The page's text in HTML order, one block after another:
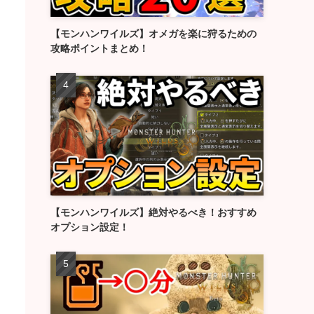
【モンハンワイルズ】オメガを楽に狩るための
攻略ポイントまとめ！
【モンハンワイルズ】絶対やるべき！おすすめ
オプション設定！